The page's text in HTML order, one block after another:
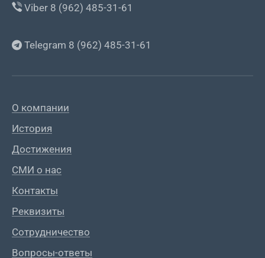
Viber 8 (962) 485-31-61
Telegram 8 (962) 485-31-61
О компании
История
Достижения
СМИ о нас
Контакты
Реквизиты
Сотрудничество
Вопросы-ответы